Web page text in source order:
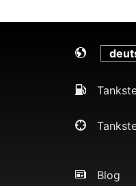
Blog